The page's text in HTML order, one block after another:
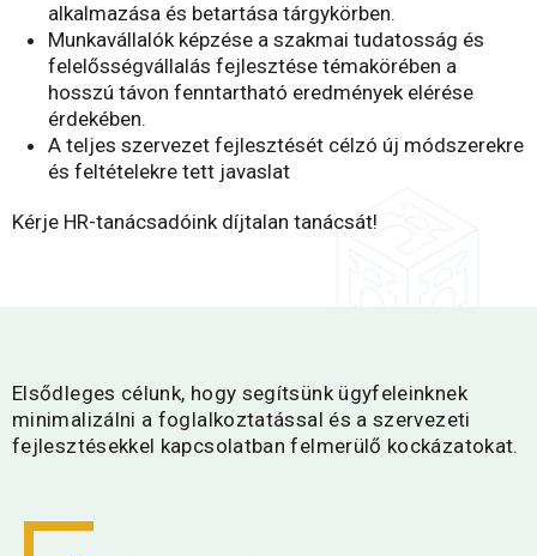
alkalmazása és betartása tárgykörben.
Munkavállalók képzése a szakmai tudatosság és
felelősségvállalás fejlesztése témakörében a
hosszú távon fenntartható eredmények elérése
érdekében.
A teljes szervezet fejlesztését célzó új módszerekre
és feltételekre tett javaslat
Kérje HR-tanácsadóink díjtalan tanácsát!
Elsődleges célunk, hogy segítsünk ügyfeleinknek
minimalizálni a foglalkoztatással és a szervezeti
fejlesztésekkel kapcsolatban felmerülő kockázatokat.